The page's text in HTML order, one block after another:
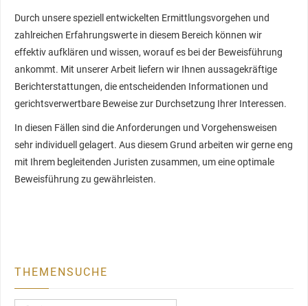
Durch unsere speziell entwickelten Ermittlungsvorgehen und
zahlreichen Erfahrungswerte in diesem Bereich können wir
effektiv aufklären und wissen, worauf es bei der Beweisführung
ankommt. Mit unserer Arbeit liefern wir Ihnen aussagekräftige
Berichterstattungen, die entscheidenden Informationen und
gerichtsverwertbare Beweise zur Durchsetzung Ihrer Interessen.
In diesen Fällen sind die Anforderungen und Vorgehensweisen
sehr individuell gelagert. Aus diesem Grund arbeiten wir gerne eng
mit Ihrem begleitenden Juristen zusammen, um eine optimale
Beweisführung zu gewährleisten.
THEMENSUCHE